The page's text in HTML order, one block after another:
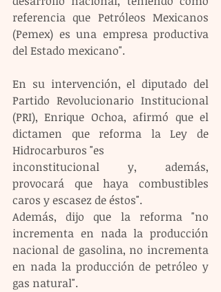
referencia que Petróleos Mexicanos
(Pemex) es una empresa productiva
del Estado mexicano".
En su intervención, el diputado del
Partido Revolucionario Institucional
(PRI), Enrique Ochoa, afirmó que el
dictamen que reforma la Ley de
Hidrocarburos "es
inconstitucional y, además,
provocará que haya combustibles
caros y escasez de éstos".
Además, dijo que la reforma "no
incrementa en nada la producción
nacional de gasolina, no incrementa
en nada la producción de petróleo y
gas natural".